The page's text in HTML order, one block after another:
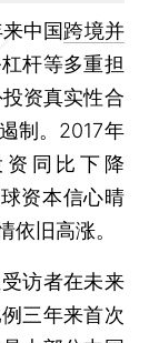
中国跨境并
杆等多重担
资真实性合
制。2017年
同比下降
资本信心晴
依旧高涨。
访者在未来
三年来首次